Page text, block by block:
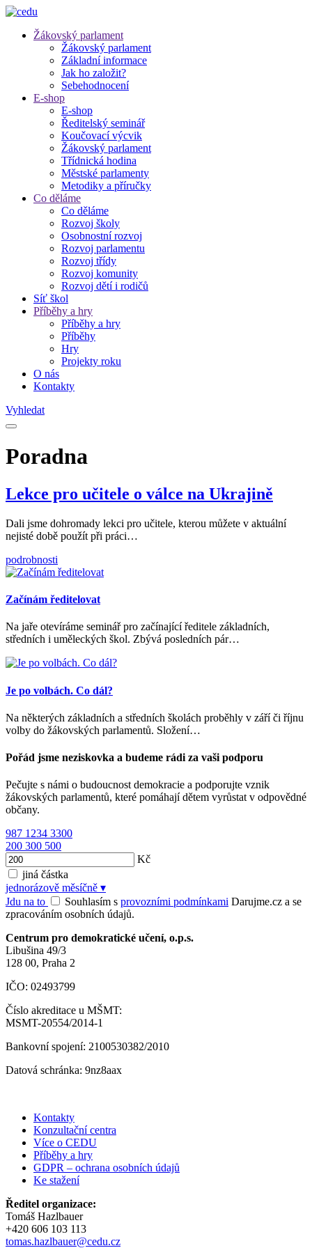
Žákovský parlament
Žákovský parlament
Základní informace
Jak ho založit?
Sebehodnocení
E-shop
E-shop
Ředitelský seminář
Koučovací výcvik
Žákovský parlament
Třídnická hodina
Městské parlamenty
Metodiky a příručky
Co děláme
Co děláme
Rozvoj školy
Osobnostní rozvoj
Rozvoj parlamentu
Rozvoj třídy
Rozvoj komunity
Rozvoj dětí i rodičů
Síť škol
Příběhy a hry
Příběhy a hry
Příběhy
Hry
Projekty roku
O nás
Kontakty
Vyhledat
Poradna
Lekce pro učitele o válce na Ukrajině
Dali jsme dohromady lekci pro učitele, kterou můžete v aktuální
nejisté době použít při práci…
podrobnosti
Začínám ředitelovat
Na jaře otevíráme seminář pro začínající ředitele základních,
středních i uměleckých škol. Zbývá posledních pár…
Je po volbách. Co dál?
Na některých základních a středních školách proběhly v září či říjnu
volby do žákovských parlamentů. Složení…
Pořád jsme neziskovka a budeme rádi za vaši podporu
Pečujte s námi o budoucnost demokracie a podporujte vznik
žákovských parlamentů, které pomáhají dětem vyrůstat v odpovědné
občany.
987 1234 3300
200 300 500
Kč
jiná částka
jednorázově měsíčně ▾
Jdu na to
Souhlasím s provozními podmínkami Darujme.cz a se
zpracováním osobních údajů.
Centrum pro demokratické učení, o.p.s.
Libušina 49/3
128 00, Praha 2
IČO: 02493799
Číslo akreditace u MŠMT:
MSMT-20554/2014-1
Bankovní spojení: 2100530382/2010
Datová schránka: 9nz8aax
Kontakty
Konzultační centra
Více o CEDU
Příběhy a hry
GDPR – ochrana osobních údajů
Ke stažení
Ředitel organizace:
Tomáš Hazlbauer
+420 606 103 113
tomas.hazlbauer@cedu.cz